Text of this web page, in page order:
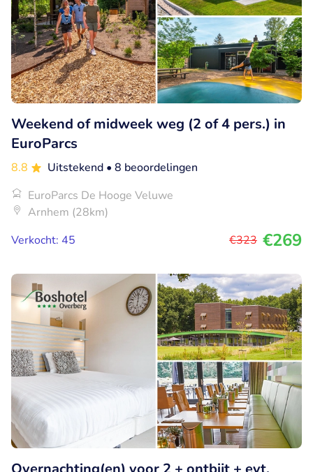
Weekend of midweek weg (2 of 4 pers.) in
EuroParcs
8.8 Uitstekend • 8 beoordelingen
EuroParcs De Hooge Veluwe
Arnhem (28km)
Verkocht: 45
€323 €269